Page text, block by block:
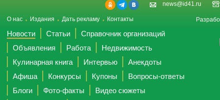
news@id41.ru
О нас Издания Дать рекламу Контакты
Новости Статьи
Справочник организаций
Объявления
Работа
Недвижимость
Кулинарная книга
Интервью
Анекдоты
Афиша
Конкурсы Купоны
Вопросы-ответы
Блоги
Фото-факты
Видео сюжеты